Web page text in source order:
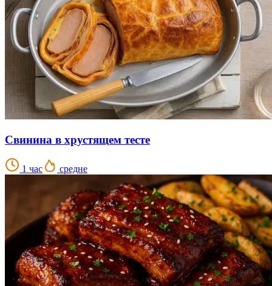
Свинина в хрустящем тесте
1 час средне